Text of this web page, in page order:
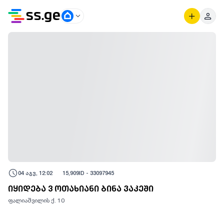
04 აგვ, 12:02 15,909ID - 33097945
იყიდება 3 ოთახიანი ბინა ვაკეში
ფალიაშვილის ქ. 10